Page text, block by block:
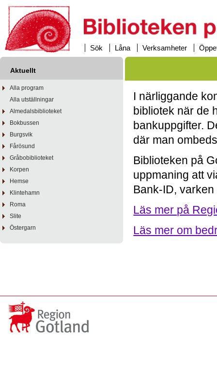
Sök Låna Verksamheter
Aktuellt
Alla program
Alla utställningar
Almedalsbiblioteket
Bokbussen
Burgsvik
Fårösund
Gråbobiblioteket
Korpen
Hemse
Klintehamn
Roma
Slite
Östergarn
I närliggande
bibliotek när de
bankuppgifter.
där man
Biblioteken på
uppmaning att
Bank-ID,
Läs mer på
Läs mer om